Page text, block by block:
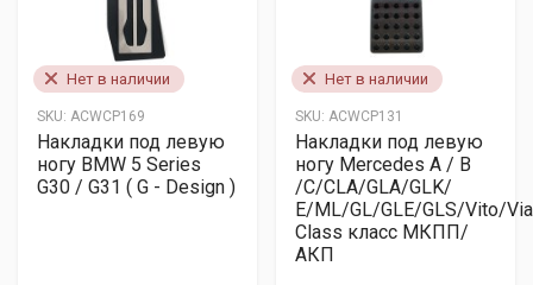
Нет в наличии
SKU: ACWCP169
Накладки под левую
ногу BMW 5 Series
G30 / G31 ( G - Design )
Нет в наличии
SKU: ACWCP131
Накладки под левую
ногу Mercedes A / B
/C/CLA/GLA/GLK/
E/ML/GL/GLE/GLS/Vito/
Class класс МКПП/
АКП